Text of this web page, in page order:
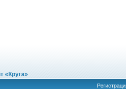
«Круга»